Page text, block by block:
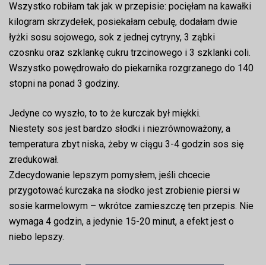
Wszystko robiłam tak jak w przepisie: pocięłam na kawałki
kilogram skrzydełek, posiekałam cebulę, dodałam dwie
łyżki sosu sojowego, sok z jednej cytryny, 3 ząbki
czosnku oraz szklankę cukru trzcinowego i 3 szklanki coli.
Wszystko powędrowało do piekarnika rozgrzanego do 140
stopni na ponad 3 godziny.
Jedyne co wyszło, to to że kurczak był miękki.
Niestety sos jest bardzo słodki i niezrównoważony, a
temperatura zbyt niska, żeby w ciągu 3-4 godzin sos się
zredukował.
Zdecydowanie lepszym pomysłem, jeśli chcecie
przygotować kurczaka na słodko jest zrobienie piersi w
sosie karmelowym – wkrótce zamieszczę ten przepis. Nie
wymaga 4 godzin, a jedynie 15-20 minut, a efekt jest o
niebo lepszy.